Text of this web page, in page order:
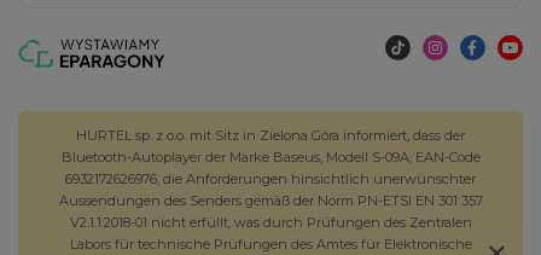
HURTEL sp. z o.o. mit Sitz in Zielona Góra informiert, dass der
Bluetooth-Autoplayer der Marke Baseus, Modell S-09A, EAN-Code
6932172626976, die Anforderungen hinsichtlich unerwünschter
Aussendungen des Senders gemäß der Norm PN-ETSI EN 301 357
V2.1.1:2018-01 nicht erfüllt, was durch Prüfungen des Zentralen
Labors für technische Prüfungen des Amtes für Elektronische